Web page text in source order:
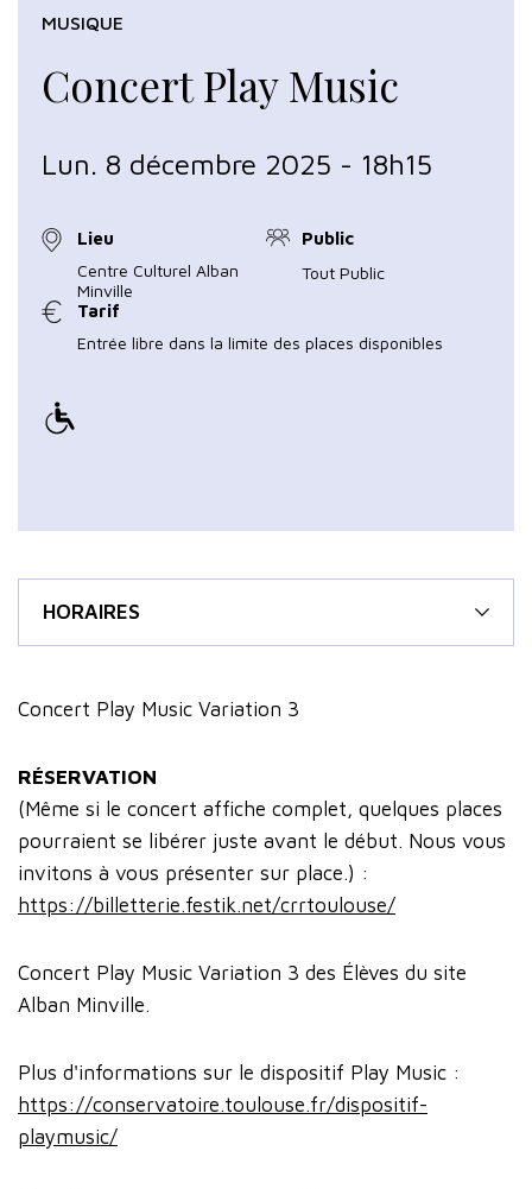
Concert Play Music
MUSIQUE
Lun. 8 décembre 2025 - 18h15
Lieu
Centre Culturel Alban
Minville
Public
Tout Public
Tarif
Entrée libre dans la limite des places disponibles
HORAIRES
Concert Play Music Variation 3
RÉSERVATION
(Même si le concert affiche complet, quelques places
pourraient se libérer juste avant le début. Nous vous
invitons à vous présenter sur place.) :
https://billetterie.festik.net/crrtoulouse/
Concert Play Music Variation 3 des Élèves du site
Alban Minville.
Plus d'informations sur le dispositif Play Music :
https://conservatoire.toulouse.fr/dispositif-
playmusic/